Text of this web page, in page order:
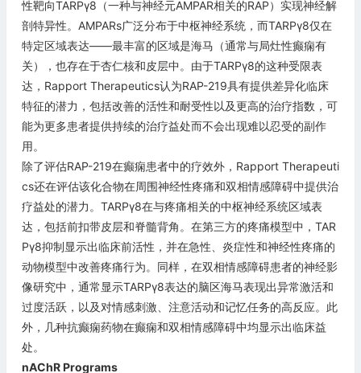
性靶向TARPγ8（一种与神经元AMPAR相关的RAP）实现神经解
剖特异性。AMPARs广泛分布于中枢神经系统，而TARPγ8仅在
特定区域表达——最丰富的区域是海马（通常与局灶性癫痫有
关），也存在于杏仁核和皮层中。由于TARPγ8的这种受限表
达，Rapport Therapeutics认为RAP-219具有提供差异化临床
特征的潜力，包括改善的活性和耐受性以及更高的治疗指数，可
能为更多患者提供持续的治疗益处而不会出现难以忍受的副作
用。
除了评估RAP-219在癫痫患者中的疗效外，Rapport Therapeuti
cs还在评估该化合物在周围神经性疼痛和双相情感障碍中提供治
疗益处的潜力。TARPγ8在与疼痛相关的中枢神经系统区域表
达，包括前扣带皮层和脊髓背角。在第三方的疼痛模型中，TAR
Pγ8抑制显示出临床前活性，并在急性、炎症性和神经性疼痛的
动物模型中改善疼痛行为。同样，在双相情感障碍患者的神经影
像研究中，通常显示TARPγ8表达的脑区海马表现出异常激活和
过度活跃，以及对情感刺激、注意活动和记忆任务的高反应。此
外，几种抗癫痫药物在癫痫和双相情感障碍中均显示出临床益
处。
nAChR Programs